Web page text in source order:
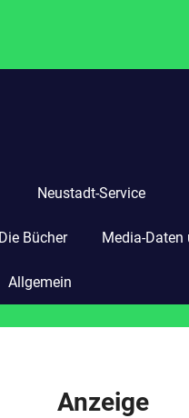
Neustadt-Service
Die Bücher Media-Daten
Allgemein
Anzeige